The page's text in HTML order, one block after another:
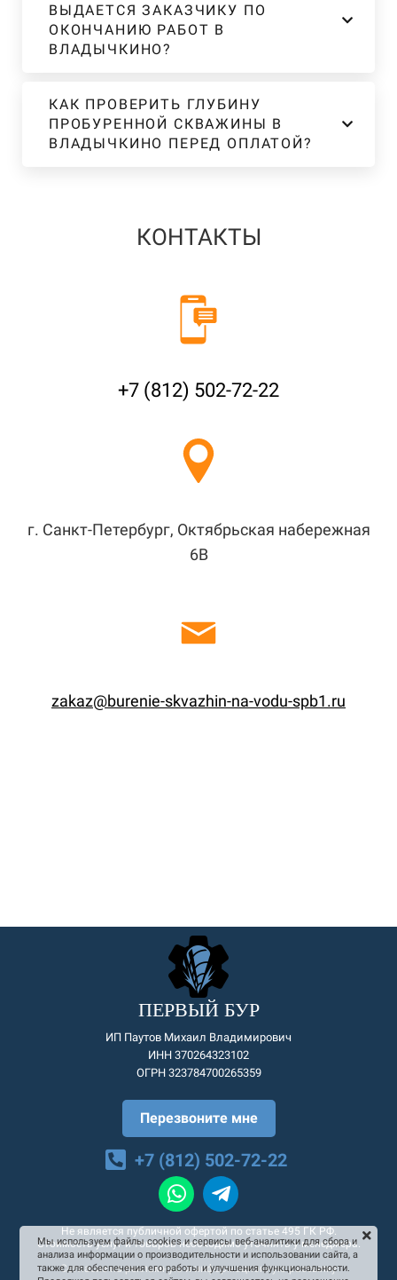
ВЫДАЕТСЯ ЗАКАЗЧИКУ ПО
ОКОНЧАНИЮ РАБОТ В
ВЛАДЫЧКИНО?
КАК ПРОВЕРИТЬ ГЛУБИНУ
ПРОБУРЕННОЙ СКВАЖИНЫ В
ВЛАДЫЧКИНО ПЕРЕД ОПЛАТОЙ?
КОНТАКТЫ
+7 (812) 502-72-22
г. Санкт-Петербург, Октябрьская набережная
6В
zakaz@burenie-skvazhin-na-vodu-spb1.ru
ПЕРВЫЙ БУР
ИП Паутов Михаил Владимирович
ИНН 370264323102
ОГРН 323784700265359
Перезвоните мне
+7 (812) 502-72-22
Не является публичной офертой по статье 495 ГК РФ.
Стоимость услуг и товаров необходимо уточнять у менеджера.
Согласие на рекламную и информационную рассылку
Мы используем файлы cookies и сервисы веб-аналитики для сбора и
анализа информации о производительности и использовании сайта, а
также для обеспечения его работы и улучшения функциональности.